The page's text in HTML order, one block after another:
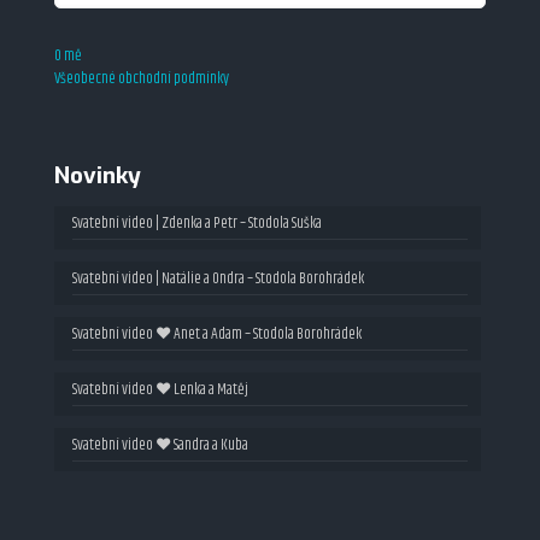
O mě
Všeobecné obchodní podmínky
Novinky
Svatební video | Zdenka a Petr – Stodola Suška
Svatební video | Natálie a Ondra – Stodola Borohrádek
Svatební video ❤ Anet a Adam – Stodola Borohrádek
Svatební video ❤ Lenka a Matěj
Svatební video ❤ Sandra a Kuba